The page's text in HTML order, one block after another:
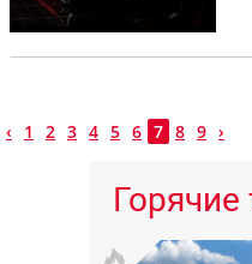
‹ 1 2 3 4 5 6 7 8 9 ›